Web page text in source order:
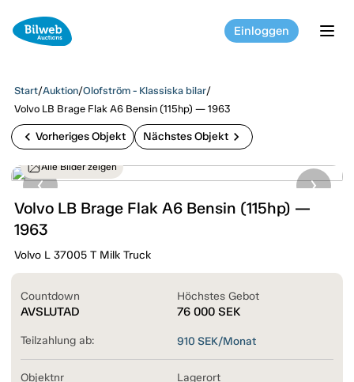
Einloggen
Start/Auktion/Olofström - Klassiska bilar/
Volvo LB Brage Flak A6 Bensin (115hp) — 1963
chevron_left Vorheriges Objekt Nächstes Objekt chevron_right
Alle Bilder zeigen
Volvo LB Brage Flak A6 Bensin (115hp) —
1963
Volvo L 37005 T Milk Truck
Countdown
AVSLUTAD
Höchstes Gebot
76 000 SEK
Teilzahlung ab: 910 SEK/Monat
Objektnr
Lagerort